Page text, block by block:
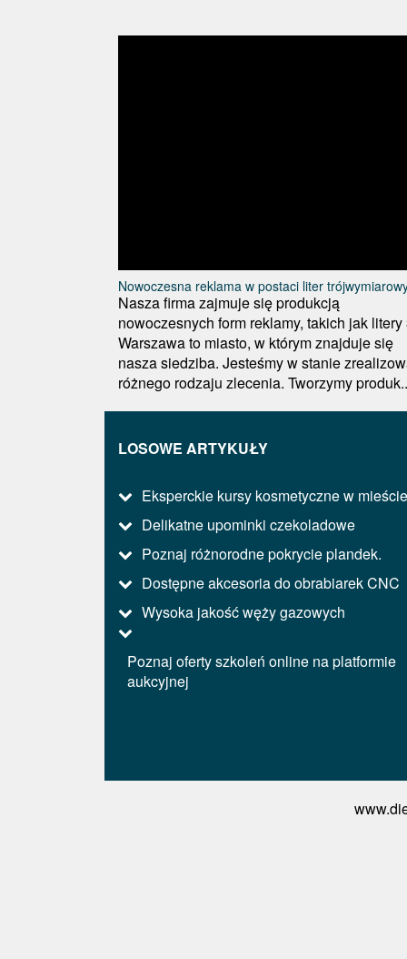
Nowoczesna reklama w postaci liter
Nasza firma zajmuje się produkcją
nowoczesnych form reklamy, takich jak litery
Warszawa to miasto, w którym znajduje się
nasza siedziba. Jesteśmy w stanie
różnego rodzaju zlecenia. Tworzymy
LOSOWE ARTYKUŁY
Eksperckie kursy kosmetyczne w mieście
Delikatne upominki czekoladowe
Poznaj różnorodne pokrycie plandek.
Dostępne akcesoria do obrabiarek CNC
Wysoka jakość węży gazowych
Poznaj oferty szkoleń online na platformie
aukcyjnej